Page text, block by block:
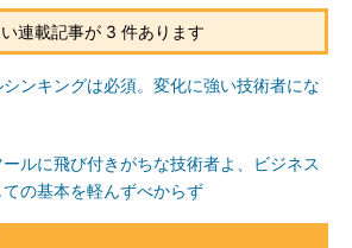
築するこ
ついて、
した権限
オーナー
参加者と
図りなが
連載記事が 3 件あります
シンキングは必須。変化に強い技術者にな
ルに飛び付きがちな技術者よ、ビジネス
ての基本を軽んずべからず